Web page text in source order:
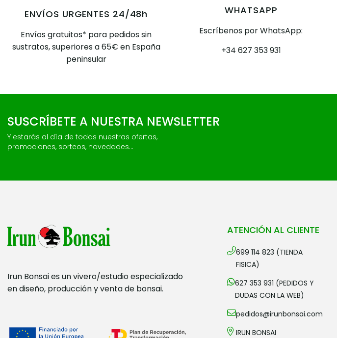
ENVÍOS URGENTES 24/48h
Envíos gratuitos* para pedidos sin
sustratos, superiores a 65€ en España
peninsular
WHATSAPP
Escríbenos por WhatsApp:
+34 627 353 931
SUSCRÍBETE A NUESTRA NEWSLETTER
Y estarás al día de todas nuestras ofertas,
promociones, sorteos, novedades...
Irun Bonsai es un vivero/estudio especializado
en diseño, producción y venta de bonsai.
ATENCIÓN AL CLIENTE
699 114 823 (TIENDA
FISICA)
627 353 931 (PEDIDOS Y
DUDAS CON LA WEB)
pedidos@irunbonsai.com
IRUN BONSAI